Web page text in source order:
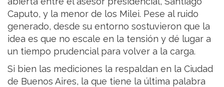
Caputo, y la menor de los Milei. Pese al ruido
generado, desde su entorno sostuvieron que la
idea es que no escale en la tensión y dé lugar a
un tiempo prudencial para volver a la carga.
Si bien las mediciones la respaldan en la Ciudad
de Buenos Aires, la que tiene la última palabra